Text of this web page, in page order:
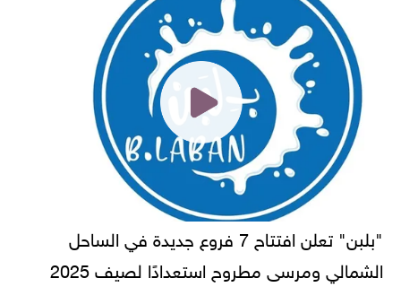
"بلبن" تعلن افتتاح 7 فروع جديدة في الساحل
الشمالي ومرسى مطروح استعدادًا لصيف 2025